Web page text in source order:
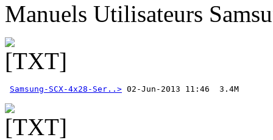
Manuels Utilisateurs
Samsung-SCX-4x28-Ser..>